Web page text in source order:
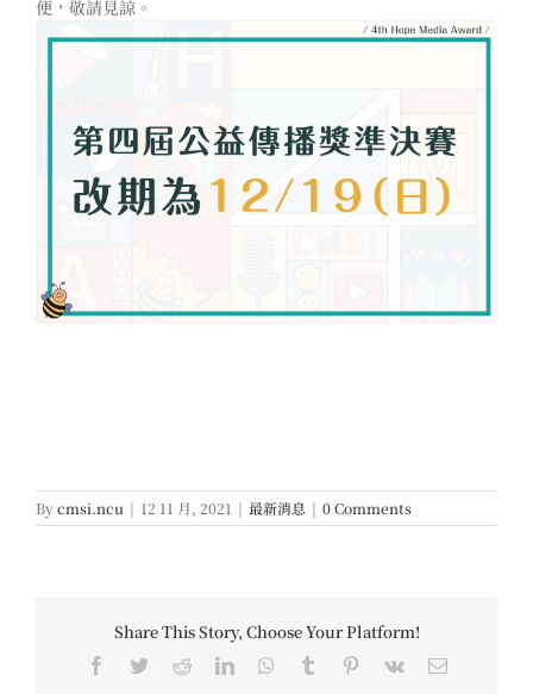
便，敬請見諒。
Bycmsi.ncu | 12 11 月, 2021 | 最新消息 | 0 Comments
Share This Story, Choose Your Platform!
Facebook
TwitterRedditLinkedInWhatsApp
Tumblr Pinterest
Vk Email